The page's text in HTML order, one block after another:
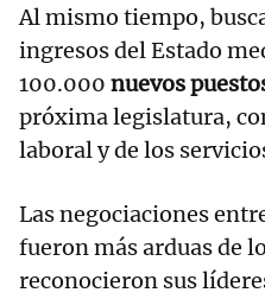
Al mismo tiempo,
ingresos del Estado
100.000 nuevos
próxima legislatura,
laboral y de los
Las negociaciones
fueron más arduas de
reconocieron sus